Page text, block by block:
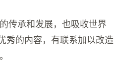
传承和发展，也吸收世界
秀的内容，有联系加以改造